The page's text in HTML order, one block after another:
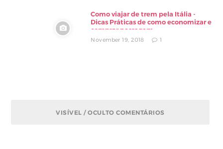
Como viajar de trem pela Itália -
Dicas Práticas de como economizar e
comprar passagem
November 19, 2018 1
VISÍVEL / OCULTO COMENTÁRIOS